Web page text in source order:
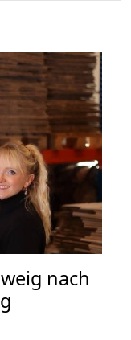
nach